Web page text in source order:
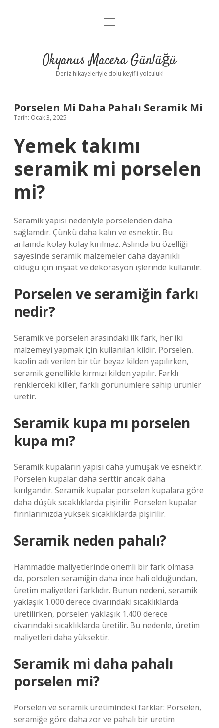
Anasayfa
Yasal Uyarı
menüyü
Okyanus Macera Günlüğü
Deniz hikayeleriyle dolu keyifli yolculuk!
Porselen Mi Daha Pahalı Seramik Mi
Tarih: Ocak 3, 2025
Yemek takımı
seramik mi porselen
mi?
Seramik yapısı nedeniyle porselenden daha
sağlamdır. Çünkü daha kalın ve esnektir. Bu
anlamda kolay kolay kırılmaz. Aslında bu özelliği
sayesinde seramik malzemeler daha dayanıklı
olduğu için inşaat ve dekorasyon işlerinde kullanılır.
Porselen ve seramiğin farkı
nedir?
Seramik ve porselen arasındaki ilk fark, her iki
malzemeyi yapmak için kullanılan kildir. Porselen,
kaolin adı verilen bir tür beyaz kilden yapılırken,
seramik genellikle kırmızı kilden yapılır. Farklı
renklerdeki killer, farklı görünümlere sahip ürünler
üretir.
Seramik kupa mı porselen
kupa mı?
Seramik kupaların yapısı daha yumuşak ve esnektir.
Porselen kupalar daha serttir ancak daha
kırılgandır. Seramik kupalar porselen kupalara göre
daha düşük sıcaklıklarda pişirilir. Porselen kupalar
fırınlarımızda yüksek sıcaklıklarda pişirilir.
Seramik neden pahalı?
Hammadde maliyetlerinde önemli bir fark olmasa
da, porselen seramiğin daha ince hali olduğundan,
üretim maliyetleri farklıdır. Bunun nedeni, seramik
yaklaşık 1.000 derece civarındaki sıcaklıklarda
üretilirken, porselen yaklaşık 1.400 derece
civarındaki sıcaklıklarda üretilir. Bu nedenle, üretim
maliyetleri daha yüksektir.
Seramik mi daha pahalı
porselen mi?
Porselen ve seramik üretimindeki farklar: Porselen,
seramiğe göre daha zor ve pahalı bir üretim